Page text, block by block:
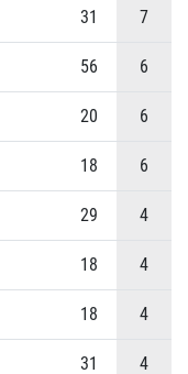
31 7
56 6
20 6
18 6
29 4
18 4
18 4
31 4